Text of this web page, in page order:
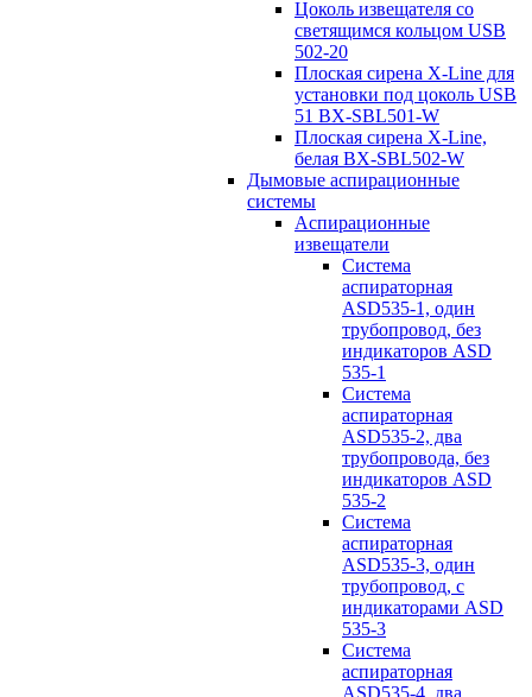
Цоколь извещателя со
светящимся кольцом USB
502-20
Плоская сирена X-Line для
установки под цоколь USB
51 BX-SBL501-W
Плоская сирена X-Line,
белая BX-SBL502-W
Дымовые аспирационные
системы
Аспирационные
извещатели
Система
аспираторная
ASD535-1, один
трубопровод, без
индикаторов ASD
535-1
Система
аспираторная
ASD535-2, два
трубопровода, без
индикаторов ASD
535-2
Система
аспираторная
ASD535-3, один
трубопровод, с
индикаторами ASD
535-3
Система
аспираторная
ASD535-4, два